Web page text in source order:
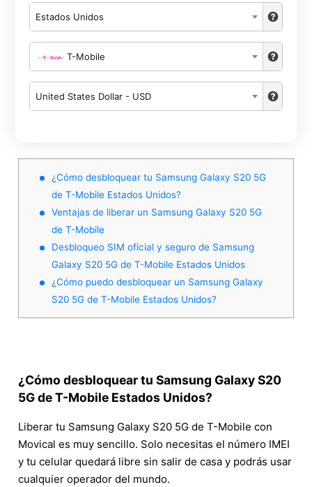
Estados Unidos
T-Mobile
United States Dollar - USD
¿Cómo desbloquear tu Samsung Galaxy S20 5G
de T-Mobile Estados Unidos?
Ventajas de liberar un Samsung Galaxy S20 5G
de T-Mobile
Desbloqueo SIM oficial y seguro de Samsung
Galaxy S20 5G de T-Mobile Estados Unidos
¿Cómo puedo desbloquear un Samsung Galaxy
S20 5G de T-Mobile Estados Unidos?
¿Cómo desbloquear tu Samsung Galaxy S20
5G de T-Mobile Estados Unidos?
Liberar tu Samsung Galaxy S20 5G de T-Mobile con
Movical es muy sencillo. Solo necesitas el número IMEI
y tu celular quedará libre sin salir de casa y podrás usar
cualquier operador del mundo.